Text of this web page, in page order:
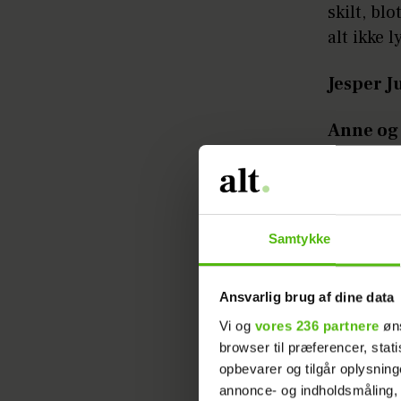
Samtykke
Ansvarlig brug af dine data
Vi og vores 236 partnere
browser til præferencer,
opbevarer og tilgår
annonce- og
skilt,
alt ikke
Jesper
Anne
Jesper
bliver
Jeg vil
jeres